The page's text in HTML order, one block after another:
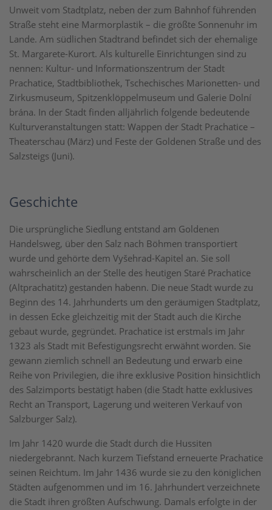
Unweit vom Stadtplatz, neben der zum Bahnhof führenden
Straße steht eine Marmorplastik – die größte Sonnenuhr im
Lande. Am südlichen Stadtrand befindet sich der ehemalige
St. Margarete-Kurort. Als kulturelle Einrichtungen sind zu
nennen: Kultur- und Informationszentrum der Stadt
Prachatice, Stadtbibliothek, Tschechisches Marionetten- und
Zirkusmuseum, Spitzenklöppelmuseum und Galerie Dolní
brána. In der Stadt finden alljährlich folgende bedeutende
Kulturveranstaltungen statt: Wappen der Stadt Prachatice –
Theaterschau (März) und Feste der Goldenen Straße und des
Salzsteigs (Juni).
Geschichte
Die ursprüngliche Siedlung entstand am Goldenen
Handelsweg, über den Salz nach Böhmen transportiert
wurde und gehörte dem Vyšehrad-Kapitel an. Sie soll
wahrscheinlich an der Stelle des heutigen Staré Prachatice
(Altprachatitz) gestanden habenn. Die neue Stadt wurde zu
Beginn des 14. Jahrhunderts um den geräumigen Stadtplatz,
in dessen Ecke gleichzeitig mit der Stadt auch die Kirche
gebaut wurde, gegründet. Prachatice ist erstmals im Jahr
1323 als Stadt mit Befestigungsrecht erwähnt worden. Sie
gewann ziemlich schnell an Bedeutung und erwarb eine
Reihe von Privilegien, die ihre exklusive Position hinsichtlich
des Salzimports bestätigt haben (die Stadt hatte exklusives
Recht an Transport, Lagerung und weiteren Verkauf von
Salzburger Salz).
Im Jahr 1420 wurde die Stadt durch die Hussiten
niedergebrannt. Nach kurzem Tiefstand erneuerte Prachatice
seinen Reichtum. Im Jahr 1436 wurde sie zu den königlichen
Städten aufgenommen und im 16. Jahrhundert verzeichnete
die Stadt ihren größten Aufschwung. Damals erfolgte in der